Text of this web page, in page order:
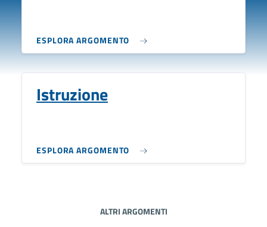
ESPLORA ARGOMENTO
Istruzione
ESPLORA ARGOMENTO
ALTRI ARGOMENTI